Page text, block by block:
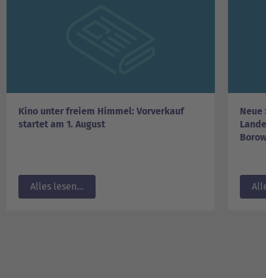
Kino unter freiem Himmel: Vorverkauf
startet am 1. August
Alles lesen...
Neue